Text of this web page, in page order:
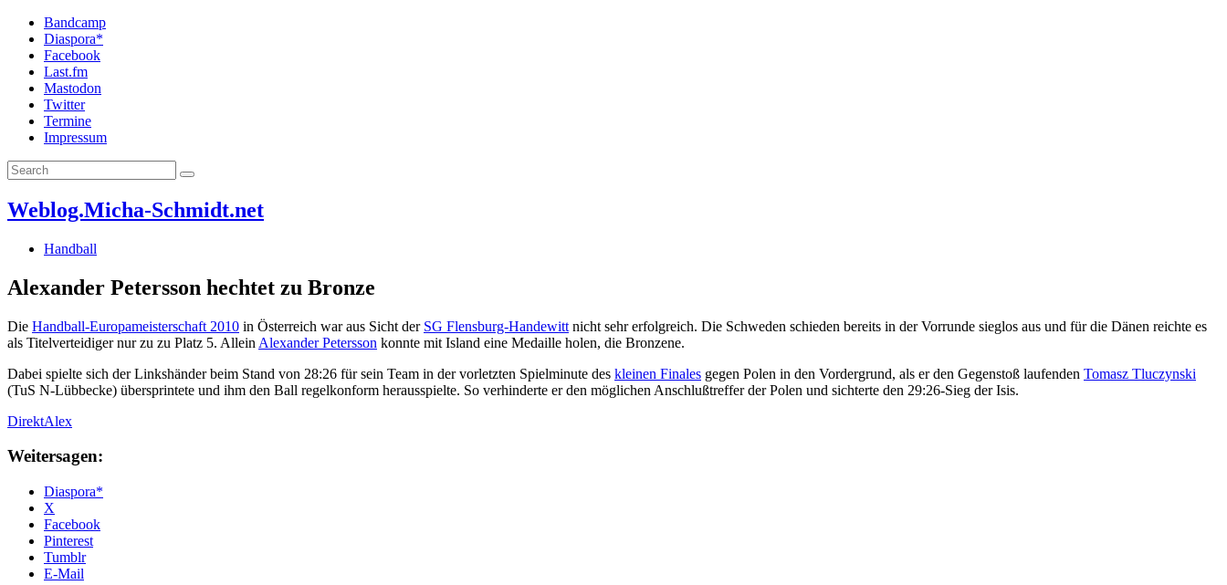
Bandcamp
Diaspora*
Facebook
Last.fm
Mastodon
Twitter
Termine
Impressum
Weblog.Micha-Schmidt.net
Handball
Alexander Petersson hechtet zu Bronze
Die Handball-Europameisterschaft 2010 in Österreich war aus Sicht der SG Flensburg-Handewitt nicht sehr erfolgreich. Die Schweden schieden bereits in der Vorrunde sieglos aus und für die Dänen reichte es
als Titelverteidiger nur zu zu Platz 5. Allein Alexander Petersson konnte mit Island eine Medaille holen, die Bronzene.
Dabei spielte sich der Linkshänder beim Stand von 28:26 für sein Team in der vorletzten Spielminute des kleinen Finales gegen Polen in den Vordergrund, als er den Gegenstoß laufenden Tomasz Tluczynski
(TuS N-Lübbecke) übersprintete und ihm den Ball regelkonform herausspielte. So verhinderte er den möglichen Anschlußtreffer der Polen und sichterte den 29:26-Sieg der Isis.
DirektAlex
Weitersagen:
Diaspora*
X
Facebook
Pinterest
Tumblr
E-Mail